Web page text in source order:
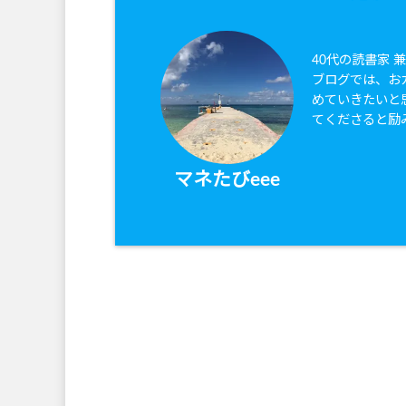
マネたびeee
40代の読書家
ブログでは、お
めていきたいと
てくださると励